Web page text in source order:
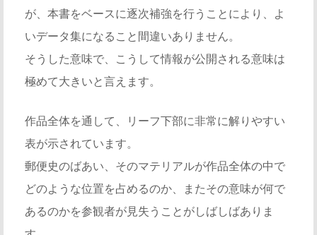
が、本書をベースに逐次補強を行うことにより、よ
いデータ集になること間違いありません。
そうした意味で、こうして情報が公開される意味は
極めて大きいと言えます。
作品全体を通して、リーフ下部に非常に解りやすい
表が示されています。
郵便史のばあい、そのマテリアルが作品全体の中で
どのような位置を占めるのか、またその意味が何で
あるのかを参観者が見失うことがしばしばありま